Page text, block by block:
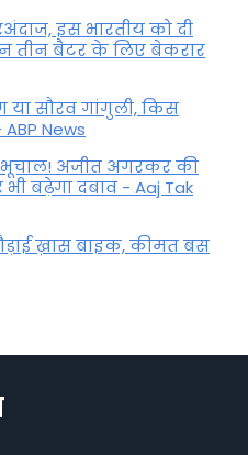
इस भारतीय को दी
तीन बैटर के लिए बेकरार
या सौरव गांगुली, किस
News
अजीत अगरकर की
बढ़ेगा दबाव - Aaj Tak
ख़ास बाइक, कीमत बस